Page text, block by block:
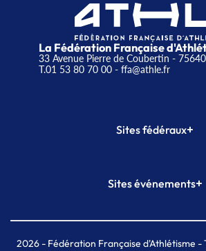
La Fédération Française
33 Avenue Pierre de Coubertin -
T.01 53 80 70 00- ffa@athle.fr
Sites fédéraux+
Plateforme Formation
Sites événements+
Meeting de Paris indoor
MAIF Ekiden de Paris
2026- Fédération Française d'Athlétisme -